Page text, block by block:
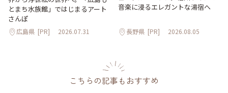
とまち水族館」ではじまるアート
さんぽ
広島県 [PR] 2026.07.31
音楽に浸るエレガントな湯宿へ
長野県 [PR] 2026.08.05
こちらの記事もおすすめ